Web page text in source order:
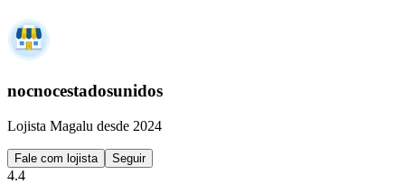
nocnocestadosunidos
Lojista Magalu desde 2024
Fale com lojista Seguir
4.4